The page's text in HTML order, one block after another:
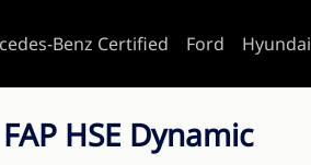
Benz Certified Ford Hyundai
HSE Dynamic